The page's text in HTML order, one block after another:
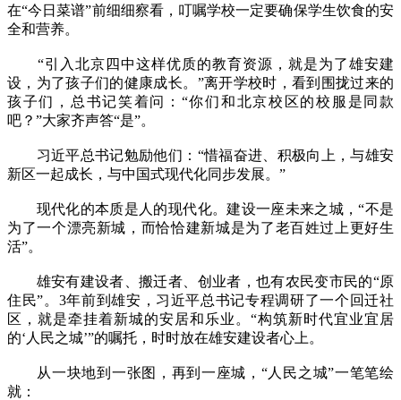
在“今日菜谱”前细细察看，叮嘱学校一定要确保学生饮食的安
全和营养。
“引入北京四中这样优质的教育资源，就是为了雄安建
设，为了孩子们的健康成长。”离开学校时，看到围拢过来的
孩子们，总书记笑着问：“你们和北京校区的校服是同款
吧？”大家齐声答“是”。
习近平总书记勉励他们：“惜福奋进、积极向上，与雄安
新区一起成长，与中国式现代化同步发展。”
现代化的本质是人的现代化。建设一座未来之城，“不是
为了一个漂亮新城，而恰恰建新城是为了老百姓过上更好生
活”。
雄安有建设者、搬迁者、创业者，也有农民变市民的“原
住民”。3年前到雄安，习近平总书记专程调研了一个回迁社
区，就是牵挂着新城的安居和乐业。“构筑新时代宜业宜居
的‘人民之城’”的嘱托，时时放在雄安建设者心上。
从一块地到一张图，再到一座城，“人民之城”一笔笔绘
就：